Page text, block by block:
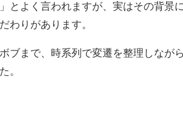
とよく言われますが、実はその背景
わりがあります。
ブまで、時系列で変遷を整理しなが
。